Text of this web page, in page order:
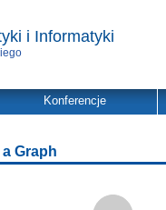
i Informatyki
Konferencje
Graph